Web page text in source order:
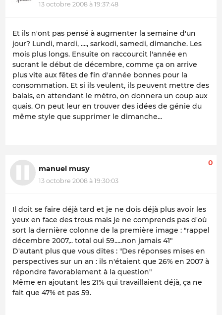
13 octobre 2008 à 19:37:48
Et ils n'ont pas pensé à augmenter la semaine d'un
jour? Lundi, mardi, ...., sarkodi, samedi, dimanche. Les
mois plus longs. Ensuite on raccourcit l'année en
sucrant le début de décembre, comme ça on arrive
plus vite aux fêtes de fin d'année bonnes pour la
consommation. Et si ils veulent, ils peuvent mettre des
balais, en attendant le métro, on donnera un coup aux
quais. On peut leur en trouver des idées de génie du
même style que supprimer le dimanche...
manuel musy
13 octobre 2008 à 19:30:03
0
Il doit se faire déjà tard et je ne dois déjà plus avoir les
yeux en face des trous mais je ne comprends pas d'où
sort la dernière colonne de la première image : "rappel
décembre 2007,.. total oui 59.....non jamais 41"
D'autant plus que vous dites : "Des réponses mises en
perspectives sur un an : ils n'étaient que 26% en 2007 à
répondre favorablement à la question"
Même en ajoutant les 21% qui travaillaient déjà, ça ne
fait que 47% et pas 59.